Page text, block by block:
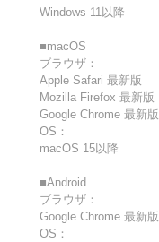
Windows 11以降
■macOS
ブラウザ：
Apple Safari 最新版
Mozilla Firefox 最新版
Google Chrome 最新版
OS：
macOS 15以降
■Android
ブラウザ：
Google Chrome 最新版
OS：